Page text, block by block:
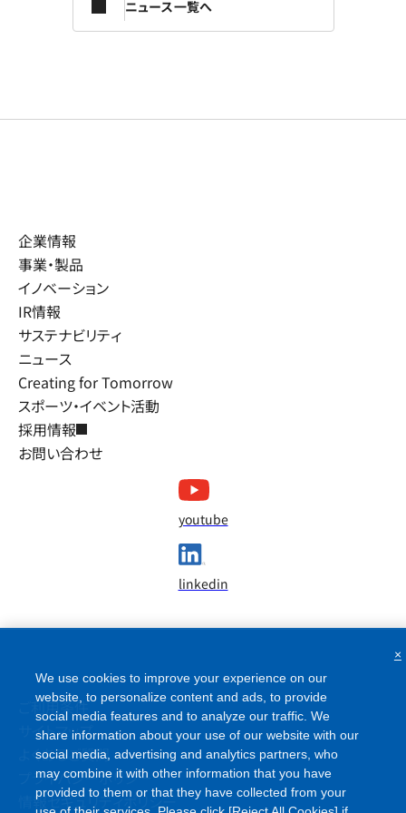
ニュース一覧へ
企業情報
事業・製品
イノベーション
IR情報
サステナビリティ
ニュース
Creating for Tomorrow
スポーツ・イベント活動
採用情報
お問い合わせ
youtube
linkedin
ご利用条件
サイトマップ
よくあるご質問
プライバシーポリシー
情報セキュリティポリシー
We use cookies to improve your experience on our
website, to personalize content and ads, to provide
social media features and to analyze our traffic. We
share information about your use of our website with our
social media, advertising and analytics partners, who
may combine it with other information that you have
provided to them or that they have collected from your
×